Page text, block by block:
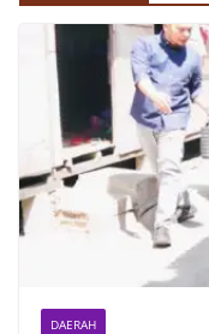
DAERAH